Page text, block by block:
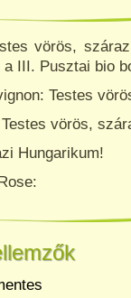
vörös,
III. Pusztai bio
Testes
Testes vörös,
Hungarikum!